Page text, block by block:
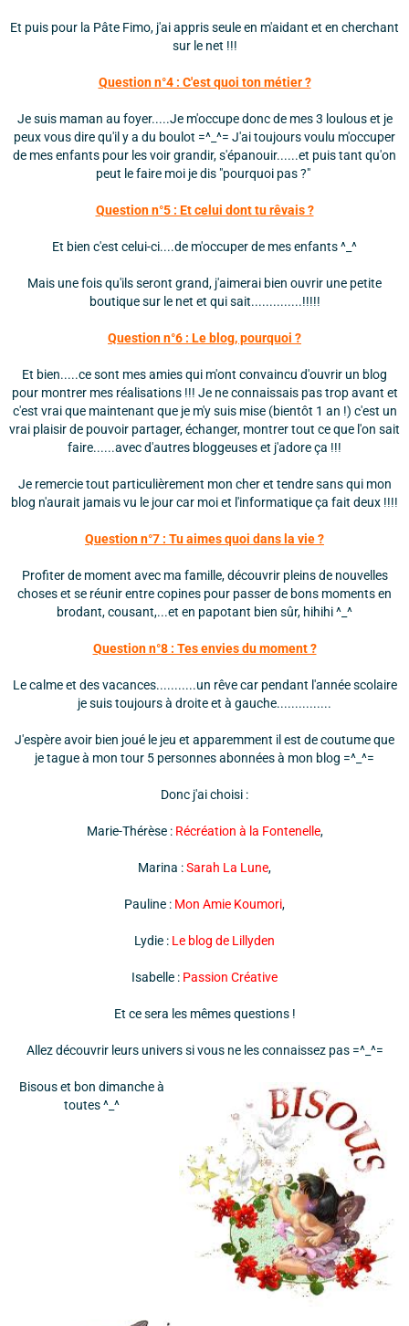
Et puis pour la Pâte Fimo, j'ai appris seule en m'aidant et en cherchant
sur le net !!!
Question n°4 : C'est quoi ton métier ?
Je suis maman au foyer.....Je m'occupe donc de mes 3 loulous et je
peux vous dire qu'il y a du boulot =^_^= J'ai toujours voulu m'occuper
de mes enfants pour les voir grandir, s'épanouir......et puis tant qu'on
peut le faire moi je dis "pourquoi pas ?"
Question n°5 : Et celui dont tu rêvais ?
Et bien c'est celui-ci....de m'occuper de mes enfants ^_^
Mais une fois qu'ils seront grand, j'aimerai bien ouvrir une petite
boutique sur le net et qui sait..............!!!!!
Question n°6 : Le blog, pourquoi ?
Et bien.....ce sont mes amies qui m'ont convaincu d'ouvrir un blog
pour montrer mes réalisations !!! Je ne connaissais pas trop avant et
c'est vrai que maintenant que je m'y suis mise (bientôt 1 an !) c'est un
vrai plaisir de pouvoir partager, échanger, montrer tout ce que l'on sait
faire......avec d'autres bloggeuses et j'adore ça !!!
Je remercie tout particulièrement mon cher et tendre sans qui mon
blog n'aurait jamais vu le jour car moi et l'informatique ça fait deux !!!!
Question n°7 : Tu aimes quoi dans la vie ?
Profiter de moment avec ma famille, découvrir pleins de nouvelles
choses et se réunir entre copines pour passer de bons moments en
brodant, cousant,...et en papotant bien sûr, hihihi ^_^
Question n°8 : Tes envies du moment ?
Le calme et des vacances...........un rêve car pendant l'année scolaire
je suis toujours à droite et à gauche...............
J'espère avoir bien joué le jeu et apparemment il est de coutume que
je tague à mon tour 5 personnes abonnées à mon blog =^_^=
Donc j'ai choisi :
Marie-Thérèse : Récréation à la Fontenelle,
Marina :Sarah La Lune,
Pauline : Mon Amie Koumori,
Lydie : Le blog de Lillyden
Isabelle : Passion Créative
Et ce sera les mêmes questions !
Allez découvrir leurs univers si vous ne les connaissez pas =^_^=
Bisous et bon dimanche à
toutes ^_^